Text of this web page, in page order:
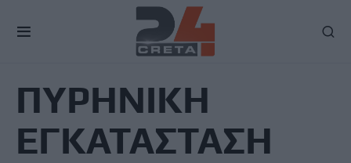
ΠΥΡΗΝΙΚΗ
ΕΓΚΑΤΑΣΤΑΣΗ